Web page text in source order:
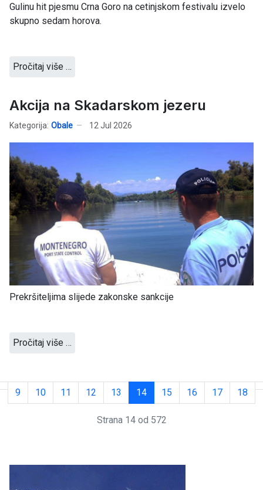
Gulinu hit pjesmu Crna Goro na cetinjskom festivalu izvelo
skupno sedam horova.
Pročitaj više …
Akcija na Skadarskom jezeru
Kategorija: Obale 12 Jul 2026
Prekršiteljima slijede zakonske sankcije
Pročitaj više …
9 10 11 12 13 14 15 16 17 18
Strana 14 od 572